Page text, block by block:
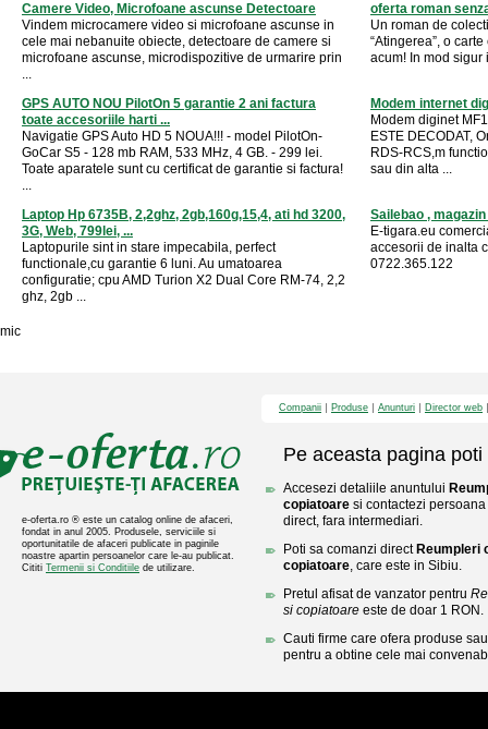
Camere Video, Microfoane ascunse Detectoare
Vindem microcamere video si microfoane ascunse in
cele mai nebanuite obiecte, detectoare de camere si
microfoane ascunse, microdispozitive de urmarire prin
...
oferta roman
Un roman de
“Atingerea”, o
acum! In mod sigur
GPS AUTO NOU PilotOn 5 garantie 2 ani factura
toate accesoriile harti ...
Navigatie GPS Auto HD 5 NOUA!!! - model PilotOn-
GoCar S5 - 128 mb RAM, 533 MHz, 4 GB. - 299 lei.
Toate aparatele sunt cu certificat de garantie si factura!
...
Modem internet
Modem diginet
ESTE DECODAT,
RDS-RCS,m
sau din alta ...
Laptop Hp 6735B, 2,2ghz, 2gb,160g,15,4, ati hd 3200,
3G, Web, 799lei, ...
Laptopurile sint in stare impecabila, perfect
functionale,cu garantie 6 luni. Au umatoarea
configuratie; cpu AMD Turion X2 Dual Core RM-74, 2,2
ghz, 2gb ...
Sailebao ,
E-tigara.eu
accesorii de inalta
0722.365.122
mic
e-oferta.ro ® este un catalog online de afaceri,
fondat in anul 2005. Produsele, serviciile si
oportunitatile de afaceri publicate in paginile
noastre apartin persoanelor care le-au publicat.
Cititi Termenii si Conditiile de utilizare.
Companii Produse Anunturi Director web
Pe aceasta pagina poti
Accesezi detaliile anuntului
copiatoare si contactezi
direct, fara intermediari.
Poti sa comanzi direct Reumpleri
copiatoare, care este in Sibiu.
Pretul afisat de vanzator pentru
si copiatoare este de doar 1 RON.
Cauti firme care ofera produse
pentru a obtine cele mai